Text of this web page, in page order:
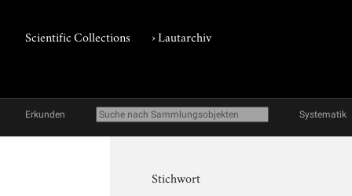
Scientific Collections ›Lautarchiv
Erkunden Systematik
Stichwort